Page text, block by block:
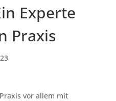
Experte
Praxis
vor allem mit